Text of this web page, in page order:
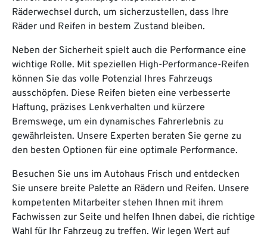
Räderwechsel durch, um sicherzustellen, dass Ihre
Räder und Reifen in bestem Zustand bleiben.
Neben der Sicherheit spielt auch die Performance eine
wichtige Rolle. Mit speziellen High-Performance-Reifen
können Sie das volle Potenzial Ihres Fahrzeugs
ausschöpfen. Diese Reifen bieten eine verbesserte
Haftung, präzises Lenkverhalten und kürzere
Bremswege, um ein dynamisches Fahrerlebnis zu
gewährleisten. Unsere Experten beraten Sie gerne zu
den besten Optionen für eine optimale Performance.
Besuchen Sie uns im Autohaus Frisch und entdecken
Sie unsere breite Palette an Rädern und Reifen. Unsere
kompetenten Mitarbeiter stehen Ihnen mit ihrem
Fachwissen zur Seite und helfen Ihnen dabei, die richtige
Wahl für Ihr Fahrzeug zu treffen. Wir legen Wert auf